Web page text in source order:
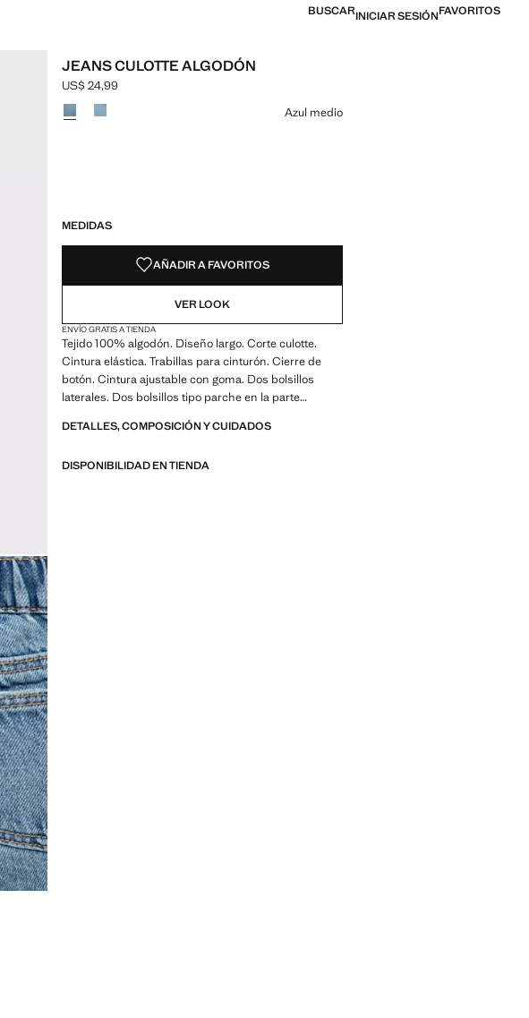
BUSCARINICIAR SESIÓNFAVORITOS
JEANS CULOTTE ALGODÓN
Precio actual [US$ 24,99 ]
US$ 24,99
Selecciona un color
Azul medio
MEDIDAS
AÑADIR A FAVORITOS
VER LOOK
ENVÍO GRATIS A TIENDA
Tejido 100% algodón. Diseño largo. Corte culotte.
Cintura elástica. Trabillas para cinturón. Cierre de
botón. Cintura ajustable con goma. Dos bolsillos
laterales. Dos bolsillos tipo parche en la parte
DETALLES, COMPOSICIÓN Y CUIDADOS
DISPONIBILIDAD EN TIENDA